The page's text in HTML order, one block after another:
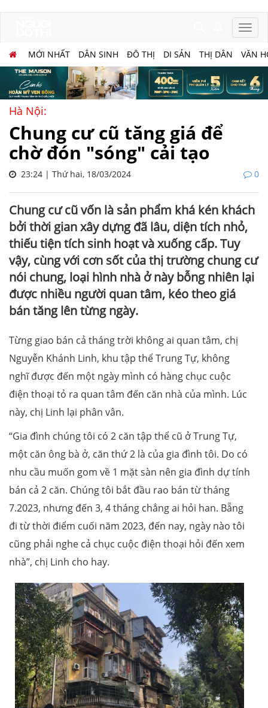
MỚI NHẤT DÂN SINH ĐÔ THỊ DI SẢN THỊ DÂN VĂN
Hà Nội:
Chung cư cũ tăng giá để
chờ đón "sóng" cải tạo
23:24 | Thứ hai, 18/03/2024 0
Chung cư cũ vốn là sản phẩm khá kén khách
bởi thời gian xây dựng đã lâu, diện tích nhỏ,
thiếu tiện tích sinh hoạt và xuống cấp. Tuy
vậy, cùng với cơn sốt của thị trường chung cư
nói chung, loại hình nhà ở này bỗng nhiên lại
được nhiều người quan tâm, kéo theo giá
bán tăng lên từng ngày.
Từng giao bán cả tháng trời không ai quan tâm, chị
Nguyễn Khánh Linh, khu tập thể Trung Tự, không
nghĩ được đến một ngày mình có hàng chục cuộc
điện thoại tỏ ra quan tâm đến căn nhà của mình. Lúc
này, chị Linh lại phân vân.
“Gia đình chúng tôi có 2 căn tập thể cũ ở Trung Tự,
một căn ông bà ở, căn thứ 2 là của gia đình tôi. Do có
nhu cầu muốn gom về 1 mặt sàn nên gia đình dự tính
bán cả 2 căn. Chúng tôi bắt đầu rao bán từ tháng
7.2023, nhưng đến 3, 4 tháng chẳng ai hỏi han. Bẵng
đi từ thời điểm cuối năm 2023, đến nay, ngày nào tôi
cũng phải nghe cả chục cuộc điện thoại hỏi đến xem
nhà”, chị Linh cho hay.